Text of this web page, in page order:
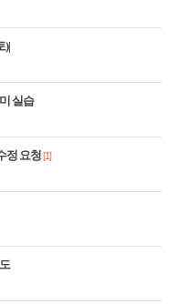
)|
실습
정 요청 [1]